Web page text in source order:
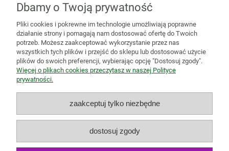
Copyright Zielnik Jagi
Mazidła, maści, oleje lecznicze Olejki Olejki eteryczne
Olejki
pielęgnacyjne
Kosmetyki Biomika
Black for White
Medicprogress
Sól do kąpieli Zioła do kąpieli
Susze, herbatki
ziołowe i owocowe
Zioła jednorodne Mieszanki ziołowe
Zioła
mielone
Mieszanki owocowo-ziołowe
Herbatki funkcjonalne
Zioła na trawienie i wzdęcia
koncentrację i stres
Adaptogeny
Zioła na wieczną młodość
Zioła dla aktywnych
Zioła dla kobiet Zioła dla mężczyzn
Zioła i
Suplementy diety Natura Wita
z ziołami
Herbatki ekspresowe Zioła ekologiczne
Owoce
Dbamy o Twoją prywatność
Pliki cookies i pokrewne im technologie umożliwiają poprawne
działanie strony i pomagają nam dostosować ofertę do Twoich
potrzeb. Możesz zaakceptować wykorzystanie przez nas
wszystkich tych plików i przejść do sklepu lub dostosować użycie
plików do swoich preferencji, wybierając opcję "Dostosuj zgody".
Więcej o plikach cookies przeczytasz w naszej Polityce
prywatności.
zaakceptuj tylko niezbędne
dostosuj zgody